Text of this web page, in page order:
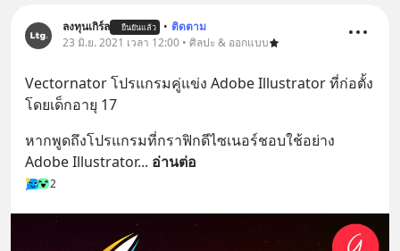
ลงทุนเกิร์ล ยืนยันแล้ว • ติดตาม
23 มิ.ย. 2021 เวลา 12:00 • ศิลปะ & ออกแบบ
Vectornator โปรแกรมคู่แข่ง Adobe Illustrator ที่ก่อตั้ง
โดยเด็กอายุ 17
หากพูดถึงโปรแกรมที่กราฟิกดีไซเนอร์ชอบใช้อย่าง
Adobe Illustrator... อ่านต่อ
2